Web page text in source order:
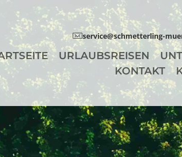
service@schmetterling-
URLAUBSREISEN
KONTAKT